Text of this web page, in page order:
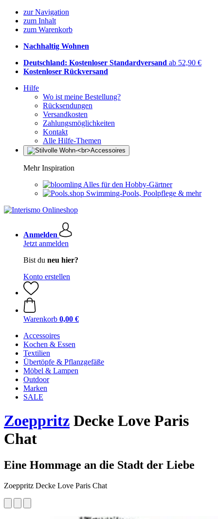
zur Navigation
zum Inhalt
zum Warenkorb
Nachhaltig Wohnen
Deutschland: Kostenloser Standardversand ab 52,90 €
Kostenloser Rückversand
Hilfe
Wo ist meine Bestellung?
Rücksendungen
Versandkosten
Zahlungsmöglichkeiten
Kontakt
Alle Hilfe-Themen
Mehr Inspiration
Alles für den Hobby-Gärtner
Swimming-Pools, Poolpflege & mehr
Anmelden
Jetzt anmelden
Bist du neu hier?
Konto erstellen
Warenkorb 0,00 €
Accessoires
Kochen & Essen
Textilien
Übertöpfe & Pflanzgefäße
Möbel & Lampen
Outdoor
Marken
SALE
Zoeppritz Decke Love Paris
Chat
Eine Hommage an die Stadt der Liebe
Zoeppritz Decke Love Paris Chat